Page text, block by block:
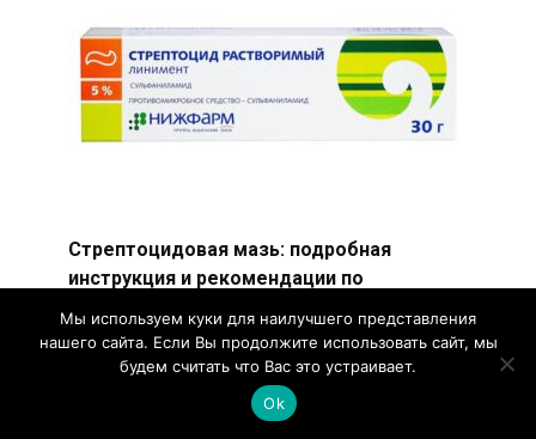
Стрептоцидовая мазь: подробная
инструкция и рекомендации по
обзор аналогов и отзывы
Стрептоцидовая мазь — лекарственное
средство, активно использующееся в
дерматологической практике.
Мы используем куки для наилучшего представления
нашего сайта. Если Вы продолжите использовать сайт, мы
будем считать что Вас это устраивает.
Ok